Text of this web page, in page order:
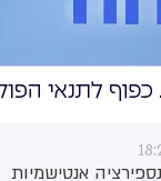
אנטישמיות